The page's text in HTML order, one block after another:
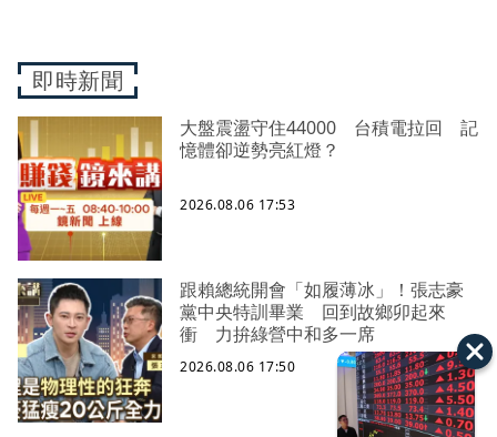
即時新聞
大盤震盪守住44000 台積電拉回 記
憶體卻逆勢亮紅燈？
2026.08.06 17:53
跟賴總統開會「如履薄冰」！張志豪
黨中央特訓畢業 回到故鄉卯起來
衝 力拚綠營中和多一席
2026.08.06 17:50